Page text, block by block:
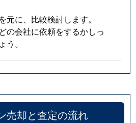
元に、比較検討します。
の会社に依頼をするかしっ
。
売却と査定の流れ